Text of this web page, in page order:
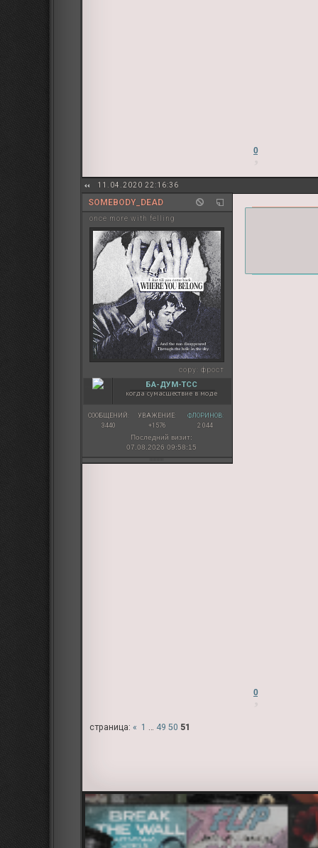
0
11.04.2020 22:16:36
SOMEBODY_DEAD
once more with felling
copy: фрост
БА-ДУМ-ТСС
когда сумасшествие в моде
СООБЩЕНИЙ:
3440
УВАЖЕНИЕ:
+1576
ФЛОРИНОВ:
2 044
Последний визит:
07.08.2026 09:58:15
0
страница:« 1 49 50 51